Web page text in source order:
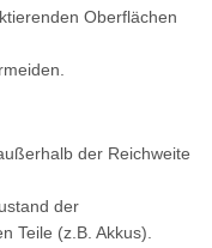
Oberflächen
der Reichweite
der
Teile (z.B. Akkus).